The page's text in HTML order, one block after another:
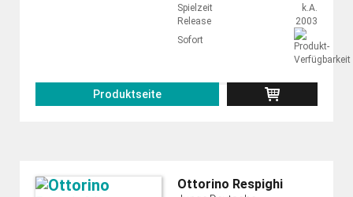
Spielzeit
k.A.
Release
2003
Sofort
Produktseite
Ottorino Respighi